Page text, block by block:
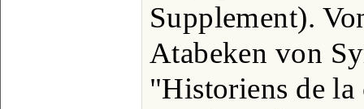
Supplement).
Atabeken von
"Historiens de la